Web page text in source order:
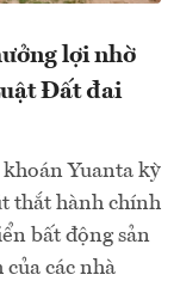
lợi nhờ
Đất đai
Yuanta kỳ
thắt hành chính
bất động sản
các nhà